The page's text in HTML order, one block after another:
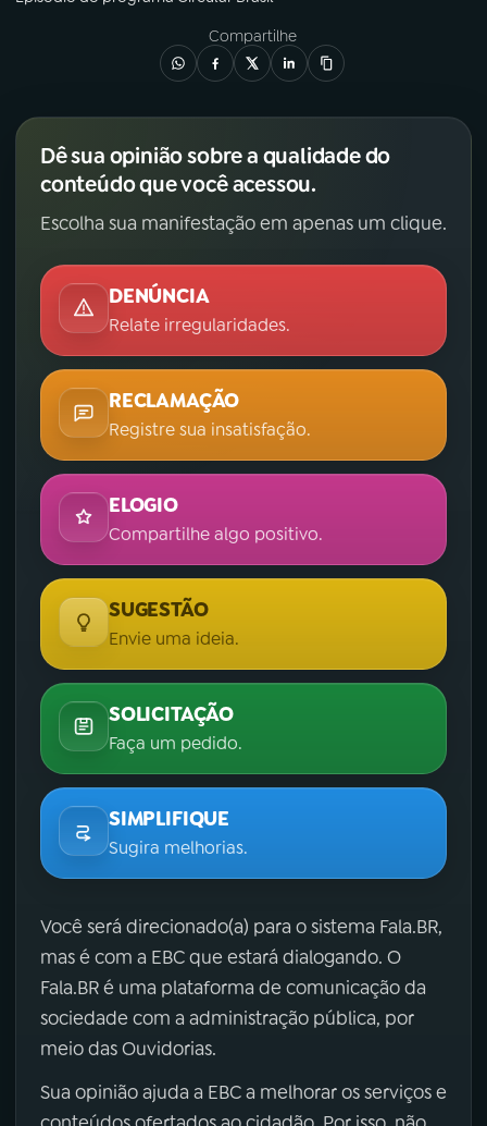
Compartilhe
Dê sua opinião sobre a qualidade do
conteúdo que você acessou.
Escolha sua manifestação em apenas um clique.
DENÚNCIA
Relate irregularidades.
RECLAMAÇÃO
Registre sua insatisfação.
ELOGIO
Compartilhe algo positivo.
SUGESTÃO
Envie uma ideia.
SOLICITAÇÃO
Faça um pedido.
SIMPLIFIQUE
Sugira melhorias.
Você será direcionado(a) para o sistema Fala.BR,
mas é com a EBC que estará dialogando. O
Fala.BR é uma plataforma de comunicação da
sociedade com a administração pública, por
meio das Ouvidorias.
Sua opinião ajuda a EBC a melhorar os serviços e